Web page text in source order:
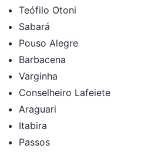
Teófilo Otoni
Sabará
Pouso Alegre
Barbacena
Varginha
Conselheiro Lafeiete
Araguari
Itabira
Passos